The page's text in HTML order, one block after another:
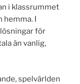
i klassrummet
hemma. I
för
än vanlig,
spelvärlden